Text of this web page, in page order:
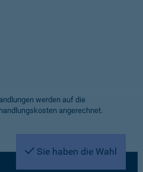
werden auf die
angerechnet.
Sie haben die Wahl